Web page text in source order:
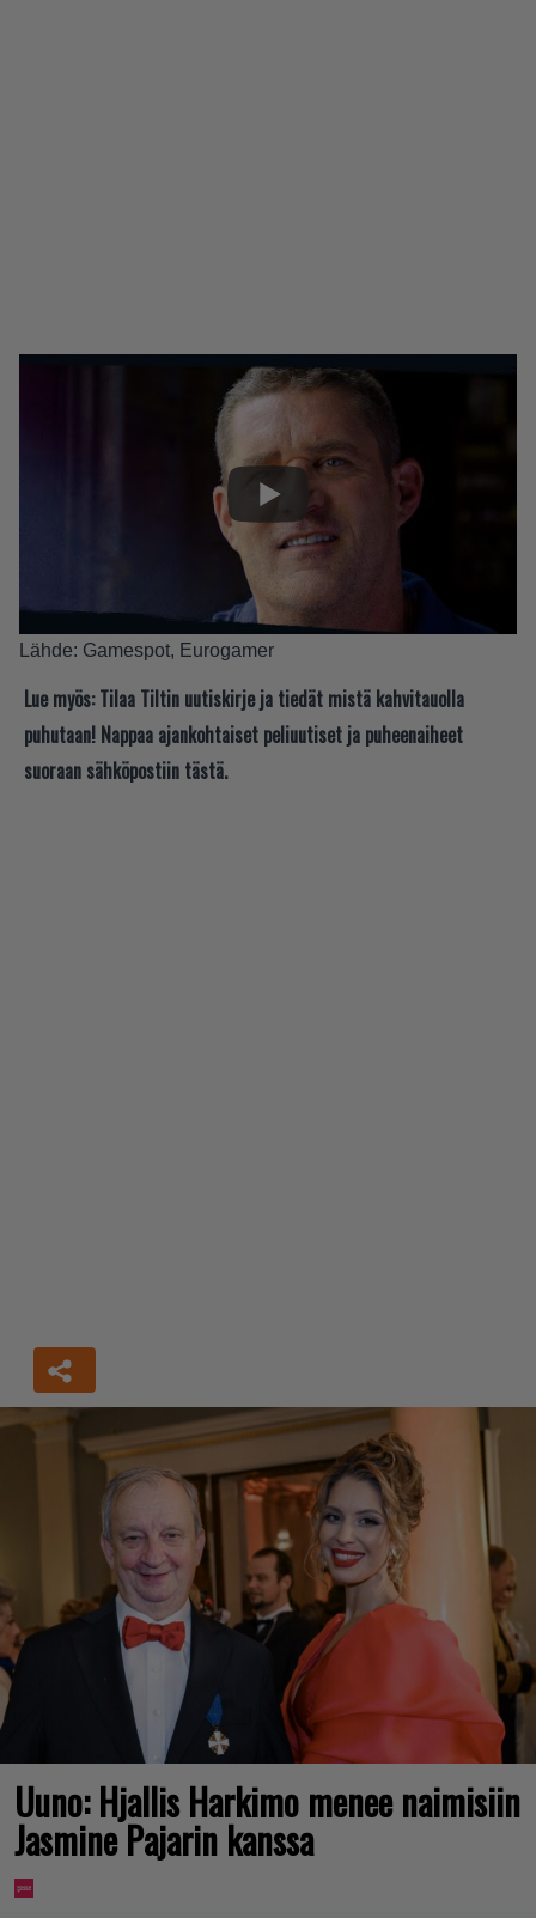
Lähde: Gamespot, Eurogamer
Lue myös: Tilaa Tiltin uutiskirje ja tiedät mistä kahvitauolla
puhutaan! Nappaa ajankohtaiset peliuutiset ja puheenaiheet
suoraan sähköpostiin tästä.
Uuno: Hjallis Harkimo menee naimisiin
Jasmine Pajarin kanssa